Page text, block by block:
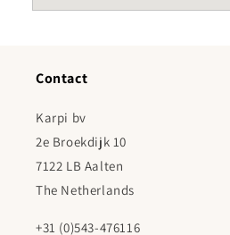
Contact
Karpi bv
2e Broekdijk 10
7122 LB Aalten
The Netherlands
+31 (0)543-476116